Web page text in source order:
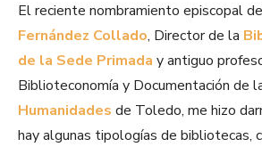
El reciente nombramiento episcopal
Fernández Collado, Director de la
de la Sede Primada y antiguo
Biblioteconomía y Documentación de
Humanidades de Toledo, me hizo
hay algunas tipologías de bibliotecas,